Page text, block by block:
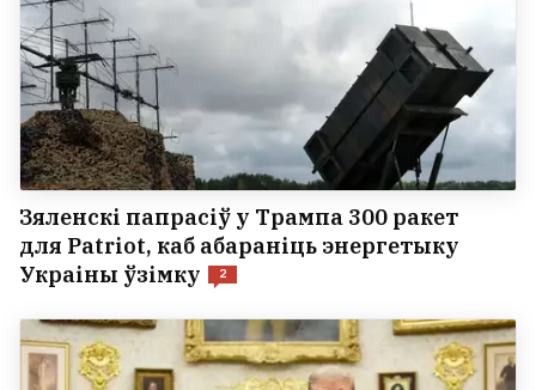
Зяленскі папрасіў у Трампа 300 ракет
для Patriot, каб абараніць энергетыку
Украіны ўзімку
2